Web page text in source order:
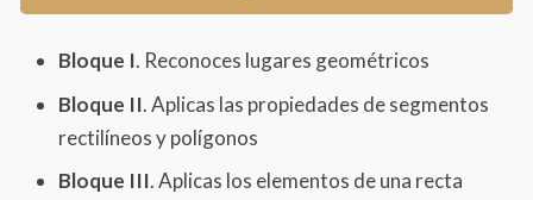
Bloque I. Reconoces lugares geométricos
Bloque II. Aplicas las propiedades de segmentos
rectilíneos y polígonos
Bloque III. Aplicas los elementos de una recta